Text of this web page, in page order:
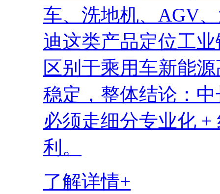
车、洗地机、AGV
迪这类产品定位工
区别于乘用车新能
稳定，整体结论：
必须走细分专业化
利。
了解详情+